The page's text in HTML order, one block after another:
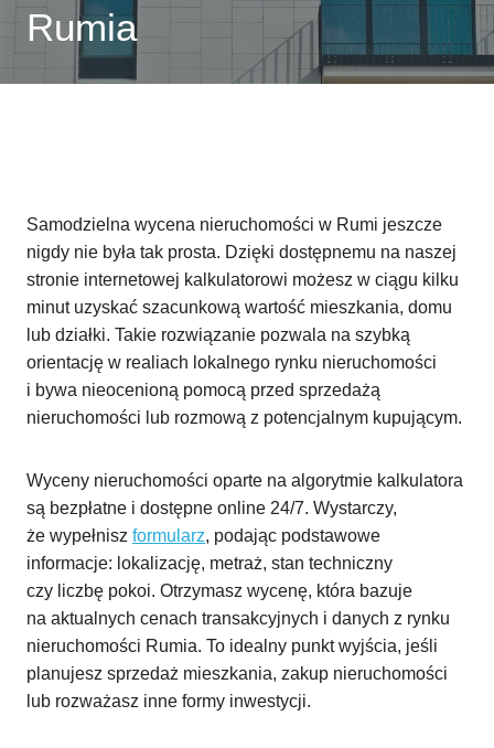
Rumia
Samodzielna wycena nieruchomości w Rumi jeszcze
nigdy nie była tak prosta. Dzięki dostępnemu na naszej
stronie internetowej kalkulatorowi możesz w ciągu kilku
minut uzyskać szacunkową wartość mieszkania, domu
lub działki. Takie rozwiązanie pozwala na szybką
orientację w realiach lokalnego rynku nieruchomości
i bywa nieocenioną pomocą przed sprzedażą
nieruchomości lub rozmową z potencjalnym kupującym.
Wyceny nieruchomości oparte na algorytmie kalkulatora
są bezpłatne i dostępne online 24/7. Wystarczy,
że wypełnisz formularz, podając podstawowe
informacje: lokalizację, metraż, stan techniczny
czy liczbę pokoi. Otrzymasz wycenę, która bazuje
na aktualnych cenach transakcyjnych i danych z rynku
nieruchomości Rumia. To idealny punkt wyjścia, jeśli
planujesz sprzedaż mieszkania, zakup nieruchomości
lub rozważasz inne formy inwestycji.